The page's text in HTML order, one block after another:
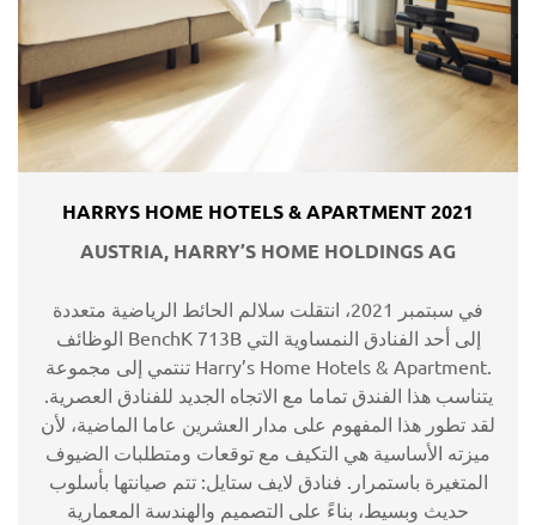
HARRYS HOME HOTELS & APARTMENT 2021
AUSTRIA, HARRY’S HOME HOLDINGS AG
في سبتمبر 2021، انتقلت سلالم الحائط الرياضية متعددة
الوظائف BenchK 713B إلى أحد الفنادق النمساوية التي
تنتمي إلى مجموعة Harry’s Home Hotels & Apartment.
يتناسب هذا الفندق تماما مع الاتجاه الجديد للفنادق العصرية.
لقد تطور هذا المفهوم على مدار العشرين عاما الماضية، لأن
ميزته الأساسية هي التكيف مع توقعات ومتطلبات الضيوف
المتغيرة باستمرار. فنادق لايف ستايل: تتم صيانتها بأسلوب
حديث وبسيط، بناءً على التصميم والهندسة المعمارية